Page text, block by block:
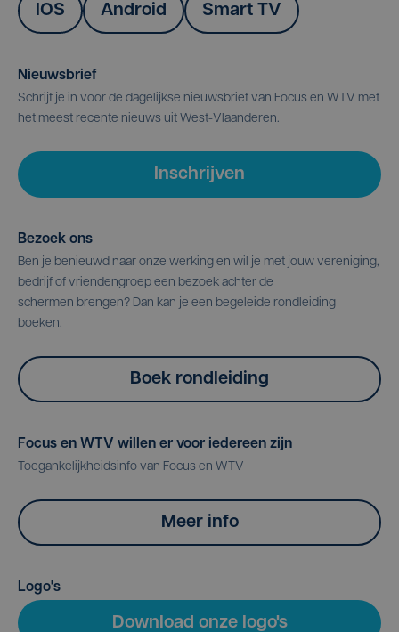
IOS Android Smart TV
Nieuwsbrief
Schrijf je in voor de dagelijkse nieuwsbrief van Focus en WTV met
het meest recente nieuws uit West-Vlaanderen.
Inschrijven
Bezoek ons
Ben je benieuwd naar onze werking en wil je met jouw vereniging,
bedrijf of vriendengroep een bezoek achter de
schermen brengen? Dan kan je een begeleide rondleiding
boeken.
Boek rondleiding
Focus en WTV willen er voor iedereen zijn
Toegankelijkheidsinfo van Focus en WTV
Meer info
Logo's
Download onze logo's